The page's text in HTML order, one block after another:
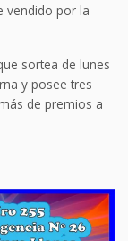
vendido por la
sortea de lunes
y posee tres
de premios a